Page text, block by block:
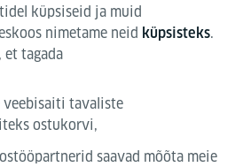
küpsiseid ja muid
nimetame neid küpsisteks.
et tagada
veebisaiti tavaliste
ostukorvi,
saavad mõõta meie